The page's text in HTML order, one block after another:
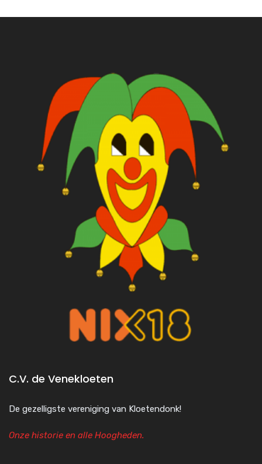
C.V. de Venekloeten
De gezelligste vereniging van Kloetendonk!
Onze historie en alle Hoogheden.